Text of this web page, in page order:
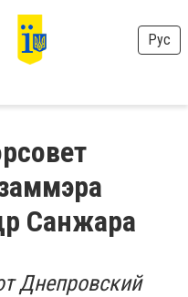
Рус
Санжара
Днепровский